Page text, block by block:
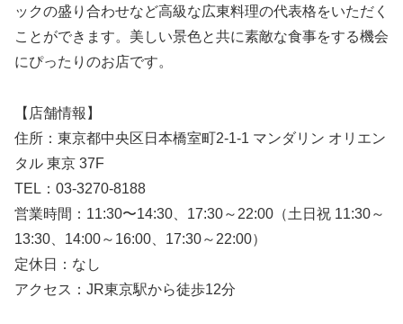
ックの盛り合わせなど高級な広東料理の代表格をいただく
ことができます。美しい景色と共に素敵な食事をする機会
にぴったりのお店です。
【店舗情報】
住所：東京都中央区日本橋室町2-1-1 マンダリン オリエン
タル 東京 37F
TEL：03-3270-8188
営業時間：11:30〜14:30、17:30～22:00（土日祝 11:30～
13:30、14:00～16:00、17:30～22:00）
定休日：なし
アクセス：JR東京駅から徒歩12分